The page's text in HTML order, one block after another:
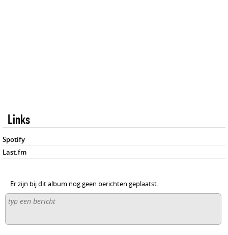
Links
Spotify
Last.fm
Er zijn bij dit album nog geen berichten geplaatst.